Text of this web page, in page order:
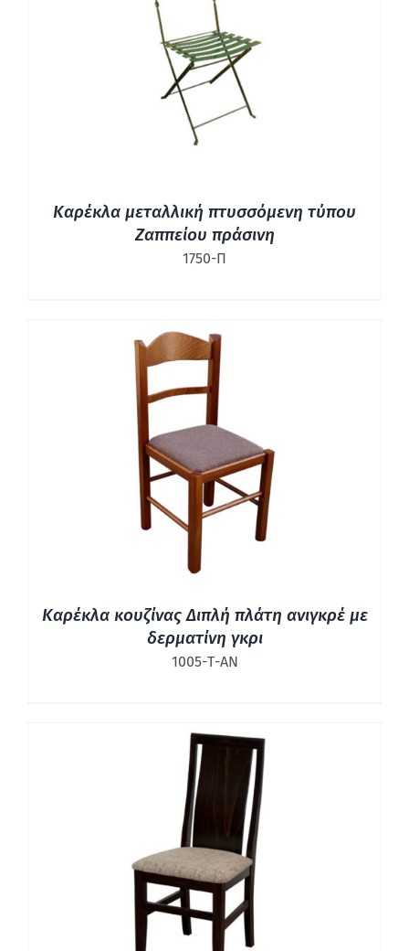
ΛΕΠΤΟΜΈΡΕΙΕΣ
Καρέκλα μεταλλική πτυσσόμενη τύπου
Ζαππείου πράσινη
1750-Π
ΛΕΠΤΟΜΈΡΕΙΕΣ
Καρέκλα κουζίνας Διπλή πλάτη ανιγκρέ με
δερματίνη γκρι
1005-Τ-ΑΝ
ΛΕΠΤΟΜΈΡΕΙΕΣ